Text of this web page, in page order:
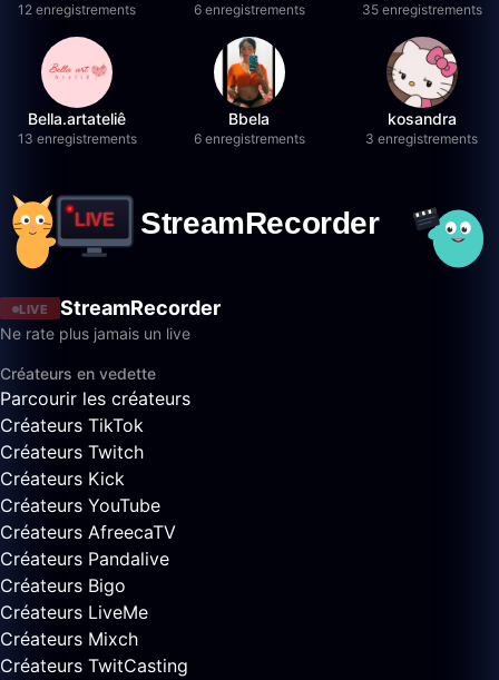
12 enregistrements 6 enregistrements 35 enregistrements
Bella.artateliê
13 enregistrements
Bbela
6 enregistrements
kosandra
3 enregistrements
LIVE StreamRecorder
Ne rate plus jamais un live
Créateurs en vedette
Parcourir les créateurs
Créateurs TikTok
Créateurs Twitch
Créateurs Kick
Créateurs YouTube
Créateurs AfreecaTV
Créateurs Pandalive
Créateurs Bigo
Créateurs LiveMe
Créateurs Mixch
Créateurs TwitCasting